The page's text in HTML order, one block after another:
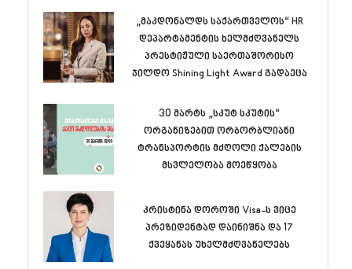
„მაკდონალდს საქართველოს“ HR
დეპარტამენტის ხელმძღვანელს
პრესტიჟული საერთაშორისო
ჯილდო Shining Light Award გადაეცა
30 მარტს „სკუტ სკუტის“
ორგანიზებით ორბორბლიანი
ტრანსპორტის მძღოლი ქალების
მსვლელობა მოეწყობა
კრისტინა დოროში Visa-ს ვიცე
პრეზიდენტად დაინიშნა და 17
ქვეყანას უხელმძღვანელებს